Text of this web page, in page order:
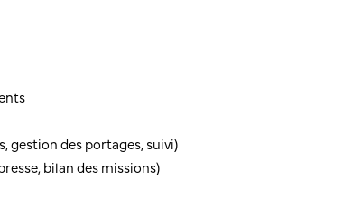
gestion des portages, suivi)
bilan des missions)